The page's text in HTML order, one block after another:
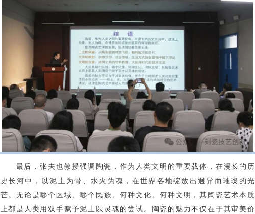
最后，张夫也教授强调陶瓷，作为人类文明的重要载体，在漫长的历
史长河中，以泥土为骨、水火为魂，在世界各地绽放出迥异而璀璨的光
芒。无论是哪个区域、哪个民族、何种文化、何种文明，其陶瓷艺术本质
上都是人类用双手赋予泥土以灵魂的尝试。陶瓷的魅力不仅在于其审美价